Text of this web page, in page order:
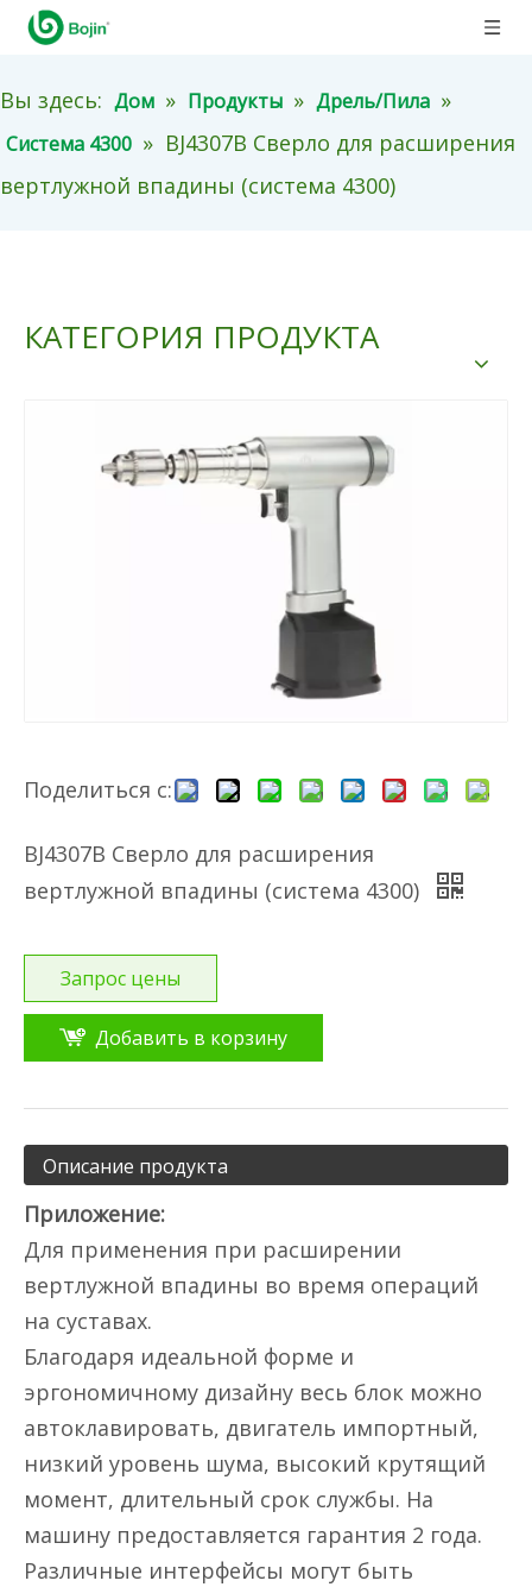
Вы здесь: Дом » Продукты » Дрель/Пила »
Система 4300 » BJ4307B Сверло для расширения
вертлужной впадины (система 4300)
КАТЕГОРИЯ ПРОДУКТА
Поделиться с:
BJ4307B Сверло для расширения
вертлужной впадины (система 4300)
Запрос цены
Добавить в корзину
Описание продукта
Приложение:
Для применения при расширении
вертлужной впадины во время операций
на суставах.
Благодаря идеальной форме и
эргономичному дизайну весь блок можно
автоклавировать, двигатель импортный,
низкий уровень шума, высокий крутящий
момент, длительный срок службы. На
машину предоставляется гарантия 2 года.
Различные интерфейсы могут быть